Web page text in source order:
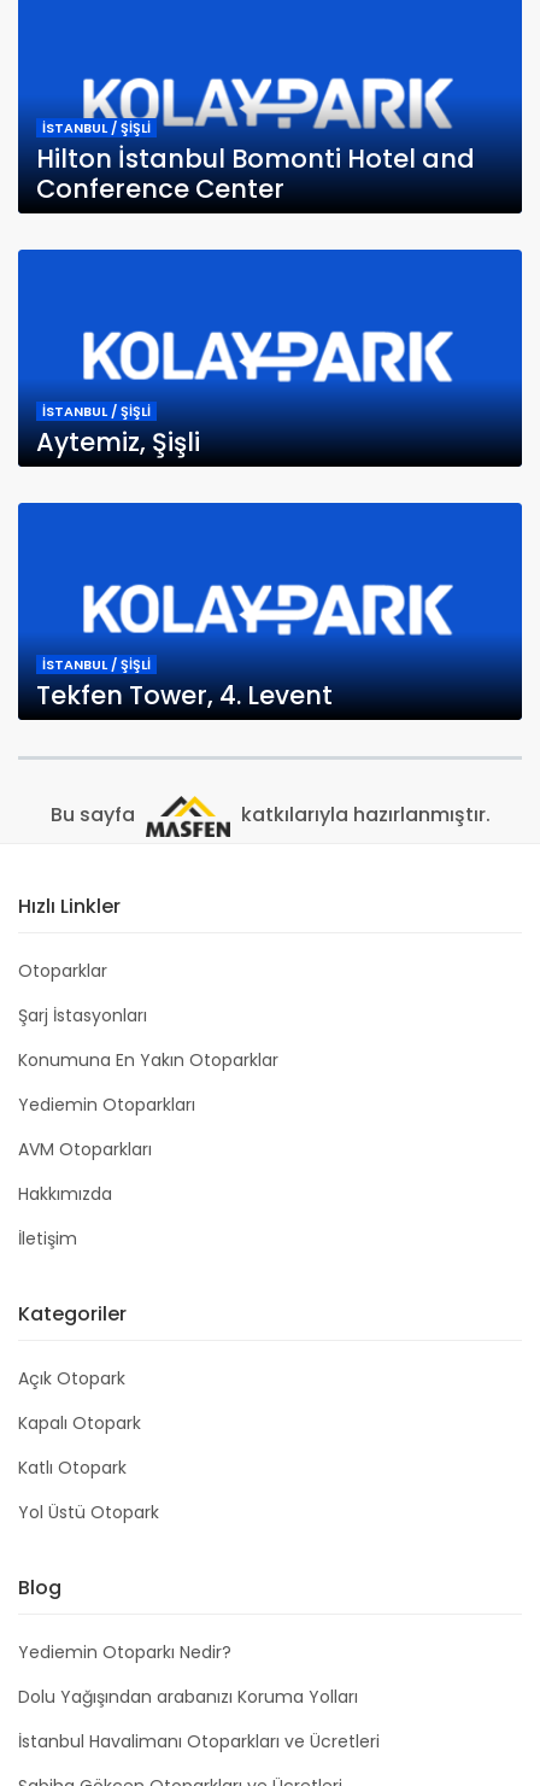
İSTANBUL / ŞİŞLİ
Hilton İstanbul Bomonti Hotel and
Conference Center
İSTANBUL / ŞİŞLİ
Aytemiz, Şişli
İSTANBUL / ŞİŞLİ
Tekfen Tower, 4. Levent
Bu sayfa katkılarıyla hazırlanmıştır.
Hızlı Linkler
Otoparklar
Şarj İstasyonları
Konumuna En Yakın Otoparklar
Yediemin Otoparkları
AVM Otoparkları
Hakkımızda
İletişim
Kategoriler
Açık Otopark
Kapalı Otopark
Katlı Otopark
Yol Üstü Otopark
Blog
Yediemin Otoparkı Nedir?
Dolu Yağışından arabanızı Koruma Yolları
İstanbul Havalimanı Otoparkları ve Ücretleri